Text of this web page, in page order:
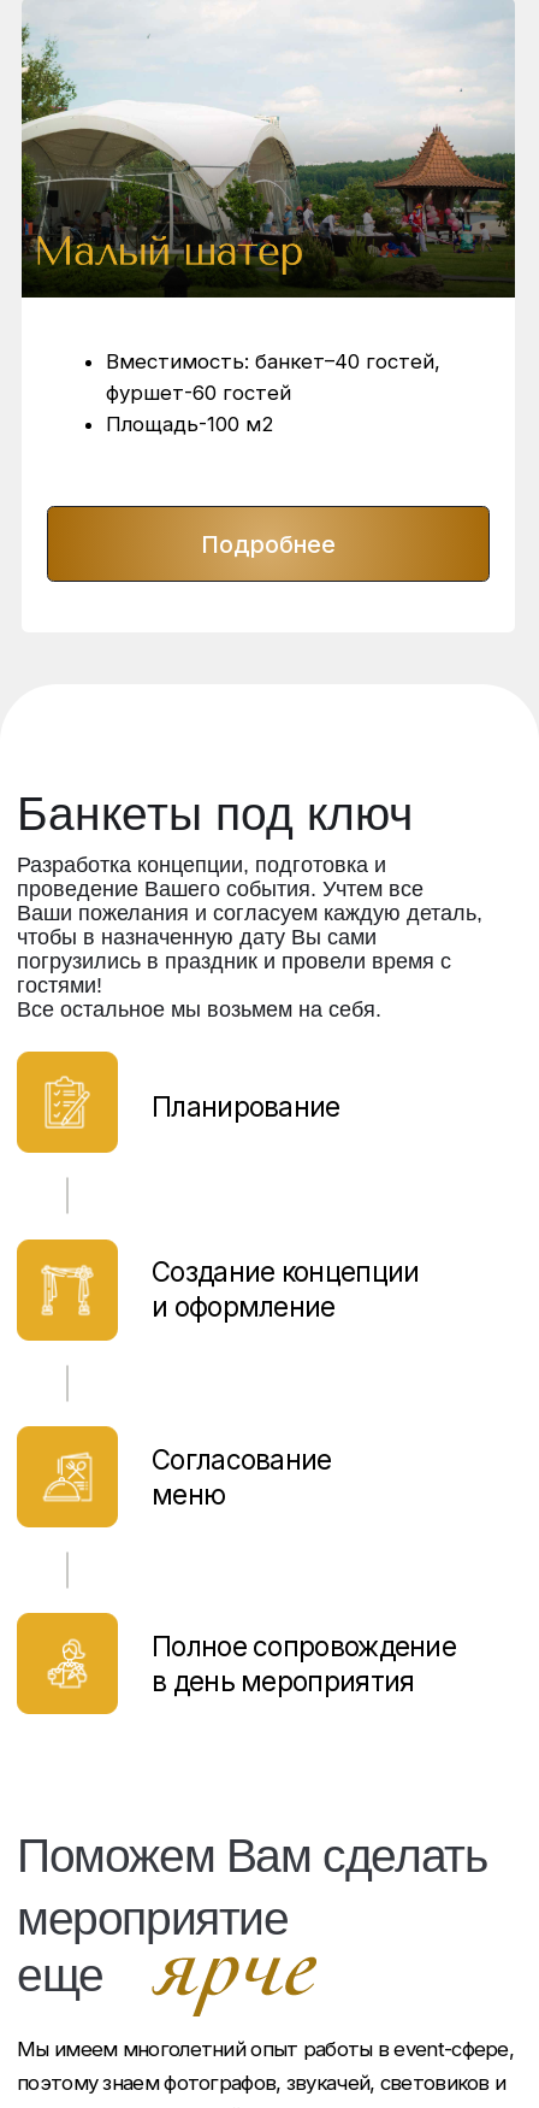
создадим меню, которое подчеркнет
индивидуальность Вашего мероприятия и оставит у
гостей незабываемые впечатления.
Soho Beach
Hotel
единственная
современная гостиница на
Отель располагает 13 стандартными номерами и
огромным пентхаусом с двумя балконами.
Тут можно остаться, если лень ехать домой после
ресторана или воспользоваться ею при проведении
в Soho Country Club Вашего большого торжества!